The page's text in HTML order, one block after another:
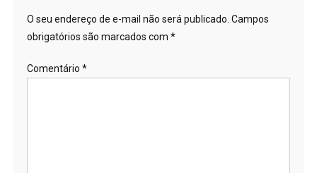
O seu endereço de e-mail não será publicado. Campos
obrigatórios são marcados com *
Comentário *